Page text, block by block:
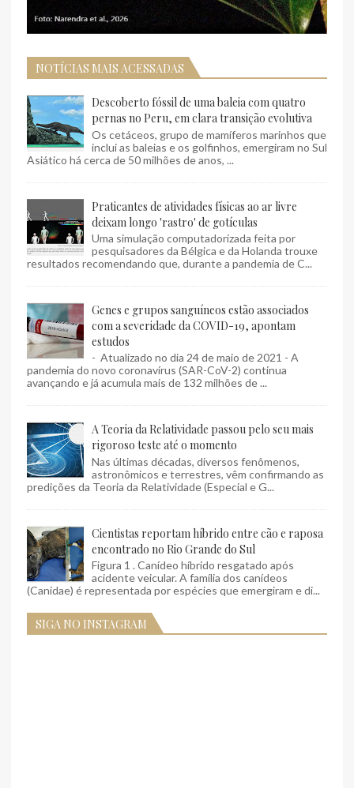
NOTÍCIAS MAIS ACESSADAS
Descoberto fóssil de uma baleia com quatro
pernas no Peru, em clara transição evolutiva
Os cetáceos, grupo de mamíferos marinhos que
inclui as baleias e os golfinhos, emergiram no Sul
Asiático há cerca de 50 milhões de anos, ...
Praticantes de atividades físicas ao ar livre
deixam longo 'rastro' de gotículas
Uma simulação computadorizada feita por
pesquisadores da Bélgica e da Holanda trouxe
resultados recomendando que, durante a pandemia de C...
Genes e grupos sanguíneos estão associados
com a severidade da COVID-19, apontam
estudos
- Atualizado no dia 24 de maio de 2021 - A
pandemia do novo coronavírus (SAR-CoV-2) continua
avançando e já acumula mais de 132 milhões de ...
A Teoria da Relatividade passou pelo seu mais
rigoroso teste até o momento
Nas últimas décadas, diversos fenômenos,
astronômicos e terrestres, vêm confirmando as
predições da Teoria da Relatividade (Especial e G...
Cientistas reportam híbrido entre cão e raposa
encontrado no Rio Grande do Sul
Figura 1 . Canídeo híbrido resgatado após
acidente veicular. A família dos canídeos
(Canidae) é representada por espécies que emergiram e di...
SIGA NO INSTAGRAM